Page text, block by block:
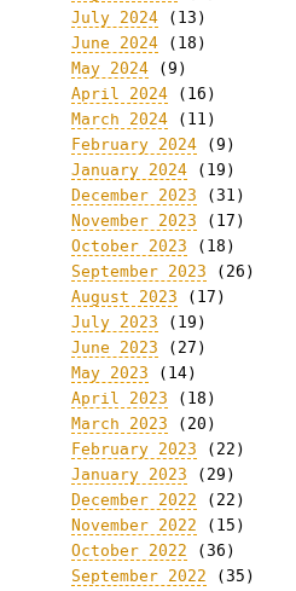
July 2024 (13)
June 2024 (18)
May 2024 (9)
April 2024 (16)
March 2024 (11)
February 2024 (9)
January 2024 (19)
December 2023 (31)
November 2023 (17)
October 2023 (18)
September 2023 (26)
August 2023 (17)
July 2023 (19)
June 2023 (27)
May 2023 (14)
April 2023 (18)
March 2023 (20)
February 2023 (22)
January 2023 (29)
December 2022 (22)
November 2022 (15)
October 2022 (36)
September 2022 (35)